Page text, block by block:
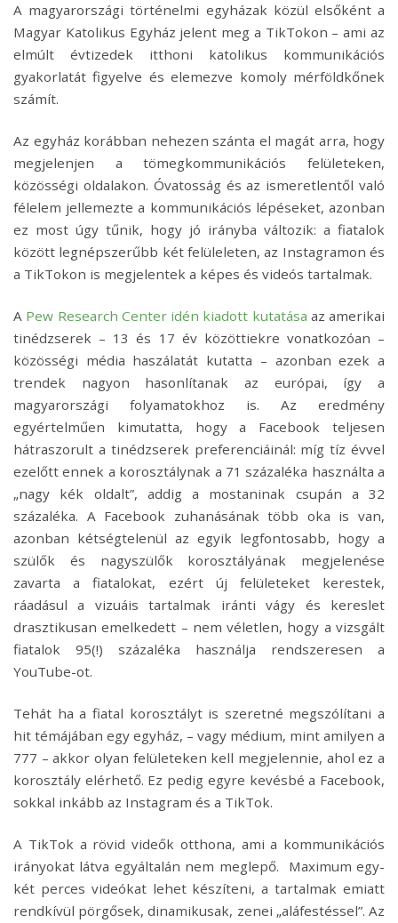
A magyarországi történelmi egyházak közül elsőként a
Magyar Katolikus Egyház jelent meg a TikTokon – ami az
elmúlt évtizedek itthoni katolikus kommunikációs
gyakorlatát figyelve és elemezve komoly mérföldkőnek
számít.
Az egyház korábban nehezen szánta el magát arra, hogy
megjelenjen a tömegkommunikációs felületeken,
közösségi oldalakon. Óvatosság és az ismeretlentől való
félelem jellemezte a kommunikációs lépéseket, azonban
ez most úgy tűnik, hogy jó irányba változik: a fiatalok
között legnépszerűbb két felüleleten, az Instagramon és
a TikTokon is megjelentek a képes és videós tartalmak.
A Pew Research Center idén kiadott kutatása az amerikai
tinédzserek – 13 és 17 év közöttiekre vonatkozóan –
közösségi média haszálatát kutatta – azonban ezek a
trendek nagyon hasonlítanak az európai, így a
magyarországi folyamatokhoz is. Az eredmény
egyértelműen kimutatta, hogy a Facebook teljesen
hátraszorult a tinédzserek preferenciáinál: míg tíz évvel
ezelőtt ennek a korosztálynak a 71 százaléka használta a
„nagy kék oldalt”, addig a mostaninak csupán a 32
százaléka. A Facebook zuhanásának több oka is van,
azonban kétségtelenül az egyik legfontosabb, hogy a
szülők és nagyszülők korosztályának megjelenése
zavarta a fiatalokat, ezért új felületeket kerestek,
ráadásul a vizuáis tartalmak iránti vágy és kereslet
drasztikusan emelkedett – nem véletlen, hogy a vizsgált
fiatalok 95(!) százaléka használja rendszeresen a
YouTube-ot.
Tehát ha a fiatal korosztályt is szeretné megszólítani a
hit témájában egy egyház, – vagy médium, mint amilyen a
777 – akkor olyan felületeken kell megjelennie, ahol ez a
korosztály elérhető. Ez pedig egyre kevésbé a Facebook,
sokkal inkább az Instagram és a TikTok.
A TikTok a rövid videők otthona, ami a kommunikációs
irányokat látva egyáltalán nem meglepő. Maximum egy-
két perces videókat lehet készíteni, a tartalmak emiatt
rendkívül pörgősek, dinamikusak, zenei „aláfestéssel”. Az